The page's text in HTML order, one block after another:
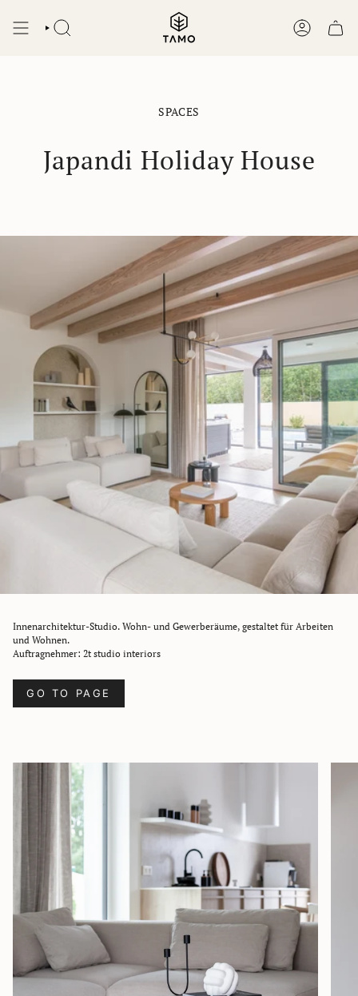
Inhalt
springen
SUCHEN KONTO
SPACES
Japandi Holiday House
Innenarchitektur-Studio. Wohn- und Gewerberäume, gestaltet für Arbeiten
und Wohnen.
Auftragnehmer: 2t studio interiors
GO TO PAGE